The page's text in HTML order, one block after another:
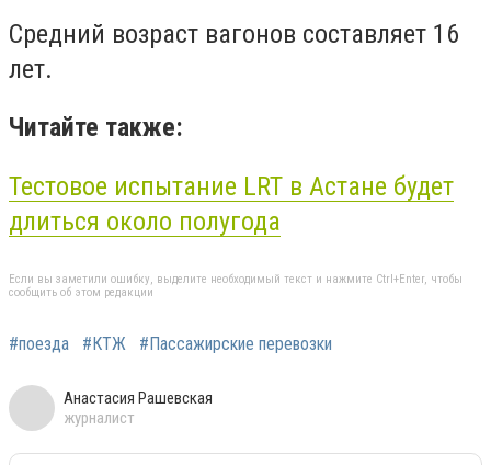
Средний возраст вагонов составляет 16
лет.
Читайте также:
Тестовое испытание LRT в Астане будет
длиться около полугода
Если вы заметили ошибку, выделите необходимый текст и нажмите Ctrl+Enter, чтобы
сообщить об этом редакции
#поезда #КТЖ #Пассажирские перевозки
Анастасия Рашевская
журналист